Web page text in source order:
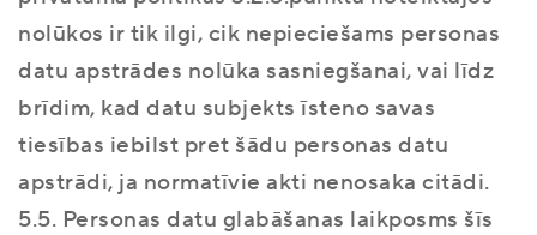
nolūkos ir tik ilgi, cik nepieciešams personas
datu apstrādes nolūka sasniegšanai, vai līdz
brīdim, kad datu subjekts īsteno savas
tiesības iebilst pret šādu personas datu
apstrādi, ja normatīvie akti nenosaka citādi.
5.5. Personas datu glabāšanas laikposms šīs